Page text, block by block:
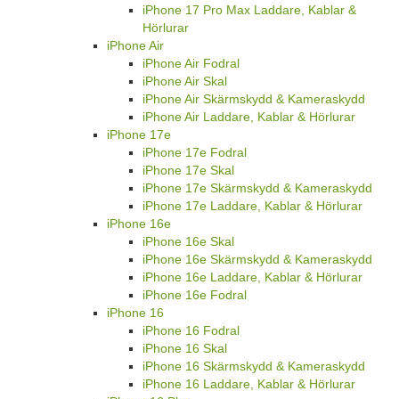
iPhone 17 Pro Max Laddare, Kablar &
Hörlurar
iPhone Air
iPhone Air Fodral
iPhone Air Skal
iPhone Air Skärmskydd & Kameraskydd
iPhone Air Laddare, Kablar & Hörlurar
iPhone 17e
iPhone 17e Fodral
iPhone 17e Skal
iPhone 17e Skärmskydd & Kameraskydd
iPhone 17e Laddare, Kablar & Hörlurar
iPhone 16e
iPhone 16e Skal
iPhone 16e Skärmskydd & Kameraskydd
iPhone 16e Laddare, Kablar & Hörlurar
iPhone 16e Fodral
iPhone 16
iPhone 16 Fodral
iPhone 16 Skal
iPhone 16 Skärmskydd & Kameraskydd
iPhone 16 Laddare, Kablar & Hörlurar